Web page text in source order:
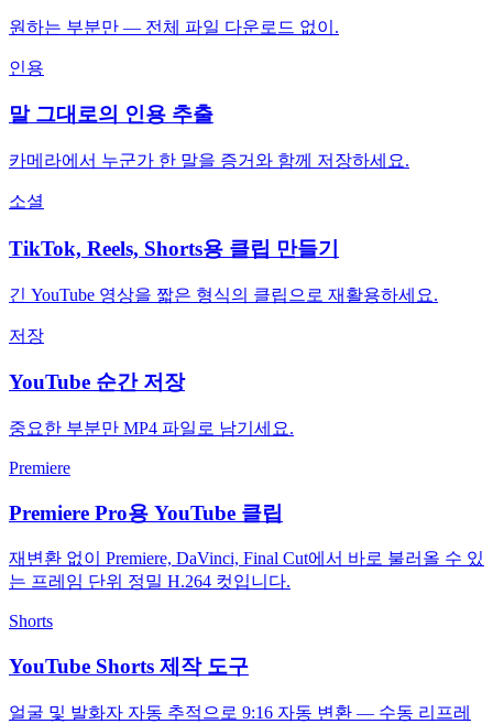
원하는 부분만 — 전체 파일 다운로드 없이.
인용
말 그대로의 인용 추출
카메라에서 누군가 한 말을 증거와 함께 저장하세요.
소셜
TikTok, Reels, Shorts용 클립 만들기
긴 YouTube 영상을 짧은 형식의 클립으로 재활용하세요.
저장
YouTube 순간 저장
중요한 부분만 MP4 파일로 남기세요.
Premiere
Premiere Pro용 YouTube 클립
재변환 없이 Premiere, DaVinci, Final Cut에서 바로 불러올 수 있
는 프레임 단위 정밀 H.264 컷입니다.
Shorts
YouTube Shorts 제작 도구
얼굴 및 발화자 자동 추적으로 9:16 자동 변환 — 수동 리프레